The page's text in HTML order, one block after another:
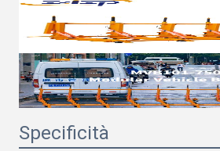
Specificità